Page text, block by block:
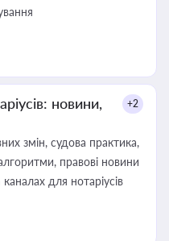
новини,
+2
змін, судова практика,
правові новини
для нотаріусів